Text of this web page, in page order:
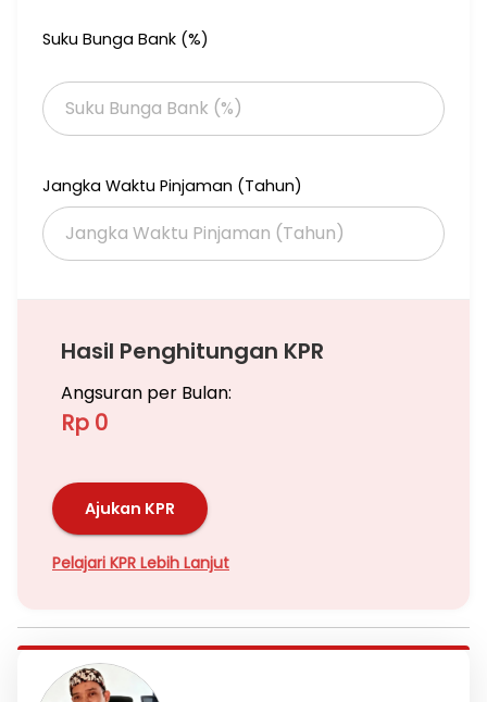
Suku Bunga Bank (%)
Jangka Waktu Pinjaman (Tahun)
Hasil Penghitungan KPR
Angsuran per Bulan:
Rp 0
Ajukan KPR
Pelajari KPR Lebih Lanjut